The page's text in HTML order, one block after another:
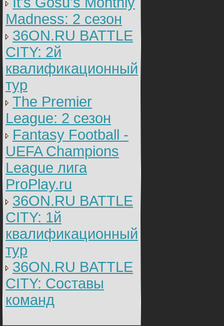
Madness: 2 сезон
36ON.RU BATTLE
CITY: 2й
квалификационный
тур
The Premier
League: 2 cезон
Fantasy Football -
UEFA Champions
League лига
ProPlay.ru
36ON.RU BATTLE
CITY: 1й
квалификационный
тур
36ON.RU BATTLE
CITY: Составы
команд